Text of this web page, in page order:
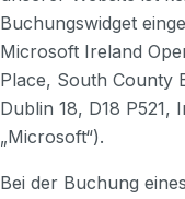
Buchungswidget
Microsoft Ireland
Place, South County
Dublin 18, D18 P521,
„Microsoft“).
Bei der Buchung